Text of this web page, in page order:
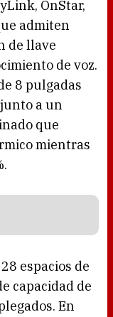
OnStar,
admiten
de llave
de voz.
8 pulgadas
a un
que
mientras
espacios de
capacidad de
En